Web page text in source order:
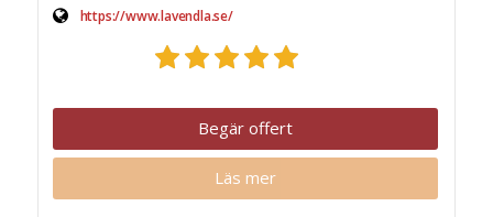
https://www.lavendla.se/
Begär offert
Läs mer